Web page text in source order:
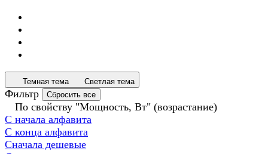
Темная тема Светлая тема
Фильтр Сбросить все
По свойству "Мощность, Вт" (возрастание)
С начала алфавита
С конца алфавита
Сначала дешевые